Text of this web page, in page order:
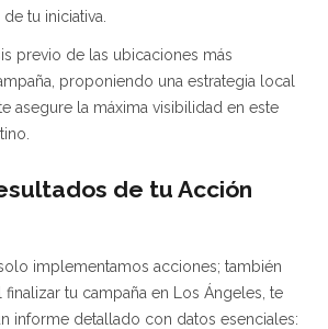
tu iniciativa.
previo de las ubicaciones más
proponiendo una estrategia local
asegure la máxima visibilidad en este
de tu Acción
implementamos acciones; también
tu campaña en Los Ángeles, te
informe detallado con datos esenciales: